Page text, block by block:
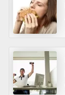
ç
ã
S
a
u